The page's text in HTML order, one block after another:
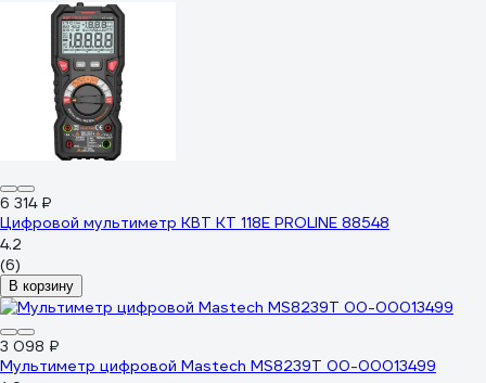
6 314 ₽
Цифровой мультиметр КВТ KT 118E PROLINE 88548
4.2
(6)
В корзину
3 098 ₽
Мультиметр цифровой Mastech MS8239T 00-00013499